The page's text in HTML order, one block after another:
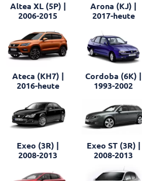
Altea XL (5P) |
2006-2015
Arona (KJ) |
2017-heute
Ateca (KH7) |
2016-heute
Cordoba (6K) |
1993-2002
Exeo (3R) |
2008-2013
Exeo ST (3R) |
2008-2013